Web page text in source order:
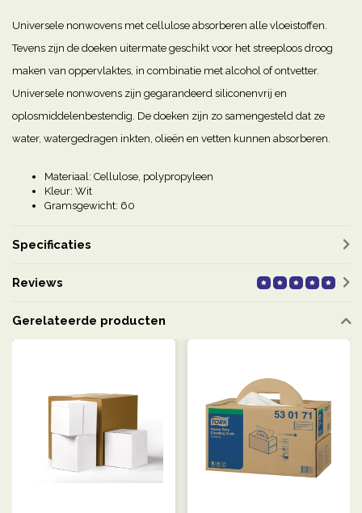
Universele nonwovens met cellulose absorberen alle vloeistoffen.
Tevens zijn de doeken uitermate geschikt voor het streeploos droog
maken van oppervlaktes, in combinatie met alcohol of ontvetter.
Universele nonwovens zijn gegarandeerd siliconenvrij en
oplosmiddelenbestendig. De doeken zijn zo samengesteld dat ze
water, watergedragen inkten, olieën en vetten kunnen absorberen.
Materiaal: Cellulose, polypropyleen
Kleur: Wit
Gramsgewicht: 60
Specificaties
Reviews
Gerelateerde producten